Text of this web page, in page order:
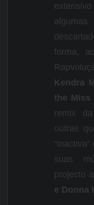
forma,
Kendra
the Miss
remix
outras
suas
projecto a
e Donna